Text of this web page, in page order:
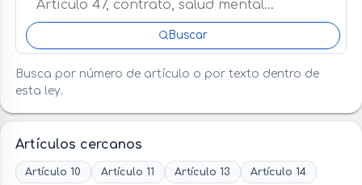
Buscar
Busca por número de artículo o por texto dentro de
esta ley.
Artículos cercanos
Artículo 10 Artículo 11 Artículo 13 Artículo 14